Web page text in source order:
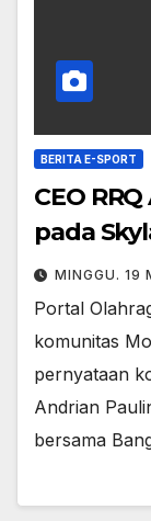
BERITA E-SPORT
CEO
pada
MINGGU. 19
Portal
komunitas
pernyataan
Andrian
bersama